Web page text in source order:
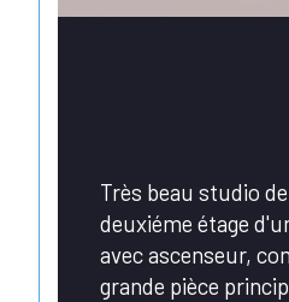
Très beau studio
deuxiéme étage
avec ascenseur,
grande pièce